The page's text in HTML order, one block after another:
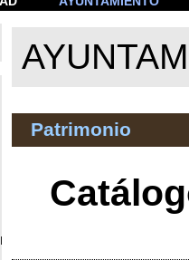
Patrimonio